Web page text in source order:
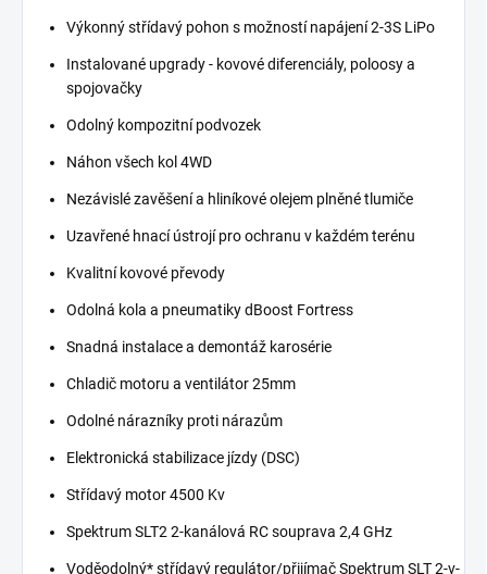
Výkonný střídavý pohon s možností napájení 2-3S LiPo
Instalované upgrady - kovové diferenciály, poloosy a
spojovačky
Odolný kompozitní podvozek
Náhon všech kol 4WD
Nezávislé zavěšení a hliníkové olejem plněné tlumiče
Uzavřené hnací ústrojí pro ochranu v každém terénu
Kvalitní kovové převody
Odolná kola a pneumatiky dBoost Fortress
Snadná instalace a demontáž karosérie
Chladič motoru a ventilátor 25mm
Odolné nárazníky proti nárazům
Elektronická stabilizace jízdy (DSC)
Střídavý motor 4500 Kv
Spektrum SLT2 2-kanálová RC souprava 2,4 GHz
Voděodolný* střídavý regulátor/přijímač Spektrum SLT 2-v-